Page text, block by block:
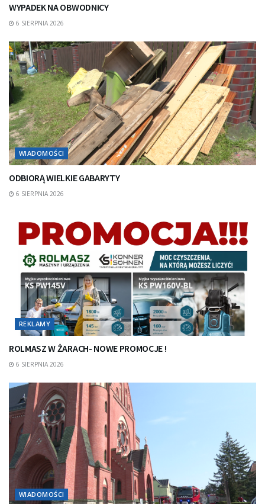
WYPADEK NA OBWODNICY
6 SIERPNIA 2026
WIADOMOŚCI
ODBIORĄ WIELKIE GABARYTY
6 SIERPNIA 2026
REKLAMY
ROLMASZ W ŻARACH- NOWE PROMOCJE !
6 SIERPNIA 2026
WIADOMOŚCI